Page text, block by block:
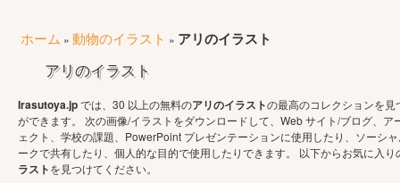
ホーム » 動物のイラスト » アリのイラスト
アリのイラスト
Irasutoya.jpでは、30 以上の無料のアリのイラストの最高のコレクションを見
ができます。 次の画像/イラストをダウンロードして、Web サイト/ブログ、ア
ェクト、学校の課題、PowerPoint プレゼンテーションに使用したり、ソーシ
ークで共有したり、個人的な目的で使用したりできます。 以下からお気に入り
ラストを見つけてください。